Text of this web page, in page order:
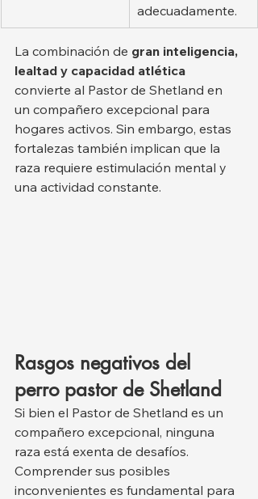
adecuadamente.
La combinación de gran inteligencia,
lealtad y capacidad atlética
convierte al Pastor de Shetland en
un compañero excepcional para
hogares activos. Sin embargo, estas
fortalezas también implican que la
raza requiere estimulación mental y
una actividad constante.
Rasgos negativos del
perro pastor de Shetland
Si bien el Pastor de Shetland es un
compañero excepcional, ninguna
raza está exenta de desafíos.
Comprender sus posibles
inconvenientes es fundamental para